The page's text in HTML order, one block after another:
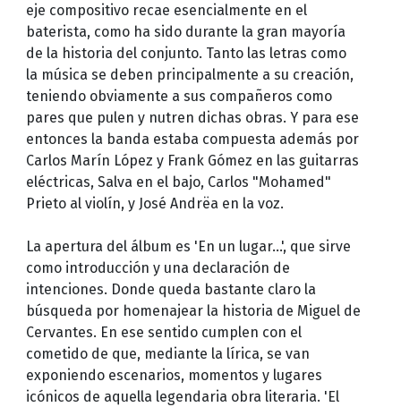
eje compositivo recae esencialmente en el
baterista, como ha sido durante la gran mayoría
de la historia del conjunto. Tanto las letras como
la música se deben principalmente a su creación,
teniendo obviamente a sus compañeros como
pares que pulen y nutren dichas obras. Y para ese
entonces la banda estaba compuesta además por
Carlos Marín López y Frank Gómez en las guitarras
eléctricas, Salva en el bajo, Carlos "Mohamed"
Prieto al violín, y José Andrëa en la voz.
La apertura del álbum es 'En un lugar...', que sirve
como introducción y una declaración de
intenciones. Donde queda bastante claro la
búsqueda por homenajear la historia de Miguel de
Cervantes. En ese sentido cumplen con el
cometido de que, mediante la lírica, se van
exponiendo escenarios, momentos y lugares
icónicos de aquella legendaria obra literaria. 'El